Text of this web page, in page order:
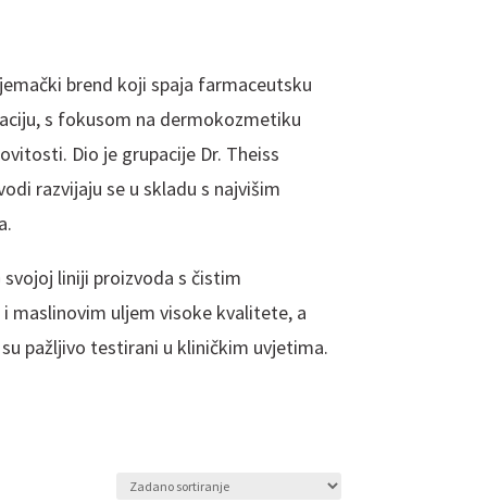
brend koji spaja farmaceutsku
s fokusom na dermokozmetiku
Dio je grupacije Dr. Theiss
razvijaju se u skladu s najvišim
liniji proizvoda s čistim
maslinovim uljem visoke kvalitete, a
pažljivo testirani u kliničkim uvjetima.